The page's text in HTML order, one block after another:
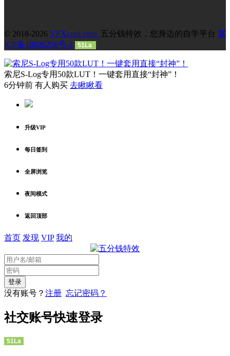
© 2018-2026 VFXcool.com 五分钱特效，您身边的自学平台 冀
ICP备18026256号-1
51La
索尼S-Log专用50款LUT！一键套用直接“封神”！
6分钟前 有人购买 去瞅瞅看
升级VIP
每日签到
全屏浏览
夜间模式
返回顶部
首页 发现 VIP 我的
没有账号？ 注册 忘记密码？
社交账号快速登录
51La